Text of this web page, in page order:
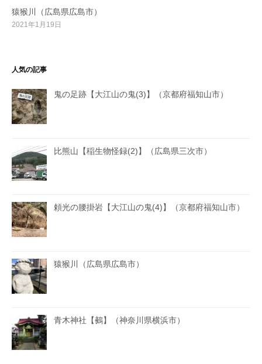
猿猴川（広島県広島市）
2021年1月19日
人気の記事
鬼の足跡【大江山の鬼(3)】（京都府福知山市）
比熊山【稲生物怪録(2)】（広島県三次市）
頼光の腰掛岩【大江山の鬼(4)】（京都府福知山市）
猿猴川（広島県広島市）
青木神社【鵺】（神奈川県横浜市）